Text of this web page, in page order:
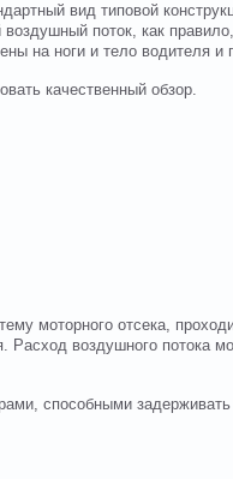
вид типовой
поток, как
на ноги и тело водителя и
качественный обзор.
моторного отсека,
воздушного потока
способными